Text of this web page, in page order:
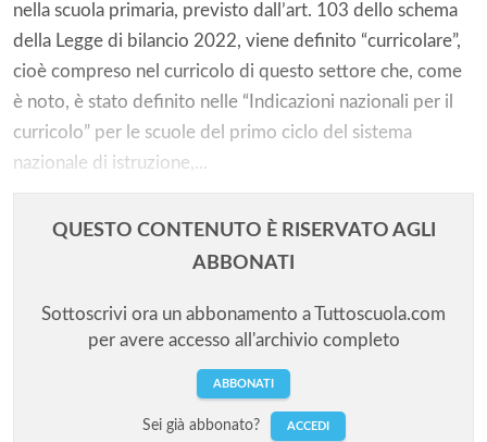
nella scuola primaria, previsto dall’art. 103 dello schema
della Legge di bilancio 2022, viene definito “curricolare”,
cioè compreso nel curricolo di questo settore che, come
è noto, è stato definito nelle “Indicazioni nazionali per il
curricolo” per le scuole del primo ciclo del sistema
nazionale di istruzione,...
QUESTO CONTENUTO È RISERVATO AGLI
ABBONATI
Sottoscrivi ora un abbonamento a Tuttoscuola.com
per avere accesso all'archivio completo
ABBONATI
Sei già abbonato? ACCEDI